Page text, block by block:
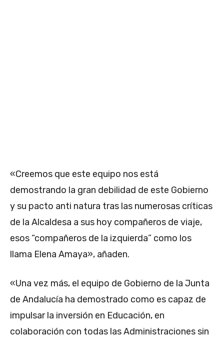
«Creemos que este equipo nos está
demostrando la gran debilidad de este Gobierno
y su pacto anti natura tras las numerosas críticas
de la Alcaldesa a sus hoy compañeros de viaje,
esos “compañeros de la izquierda” como los
llama Elena Amaya», añaden.
«Una vez más, el equipo de Gobierno de la Junta
de Andalucía ha demostrado como es capaz de
impulsar la inversión en Educación, en
colaboración con todas las Administraciones sin